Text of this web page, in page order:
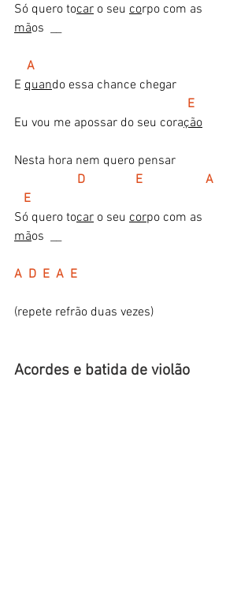
Só quero tocar o seu corpo com as
mãos  __
A
E quando essa chance chegar
E
Eu vou me apossar do seu coração
Nesta hora nem quero pensar
D                E                    A
   E
Só quero tocar o seu corpo com as
mãos  __
A  D  E  A  E
(repete refrão duas vezes)
Acordes e batida de violão